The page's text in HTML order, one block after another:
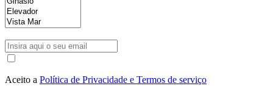
Aceito a Política de Privacidade e Termos de serviço